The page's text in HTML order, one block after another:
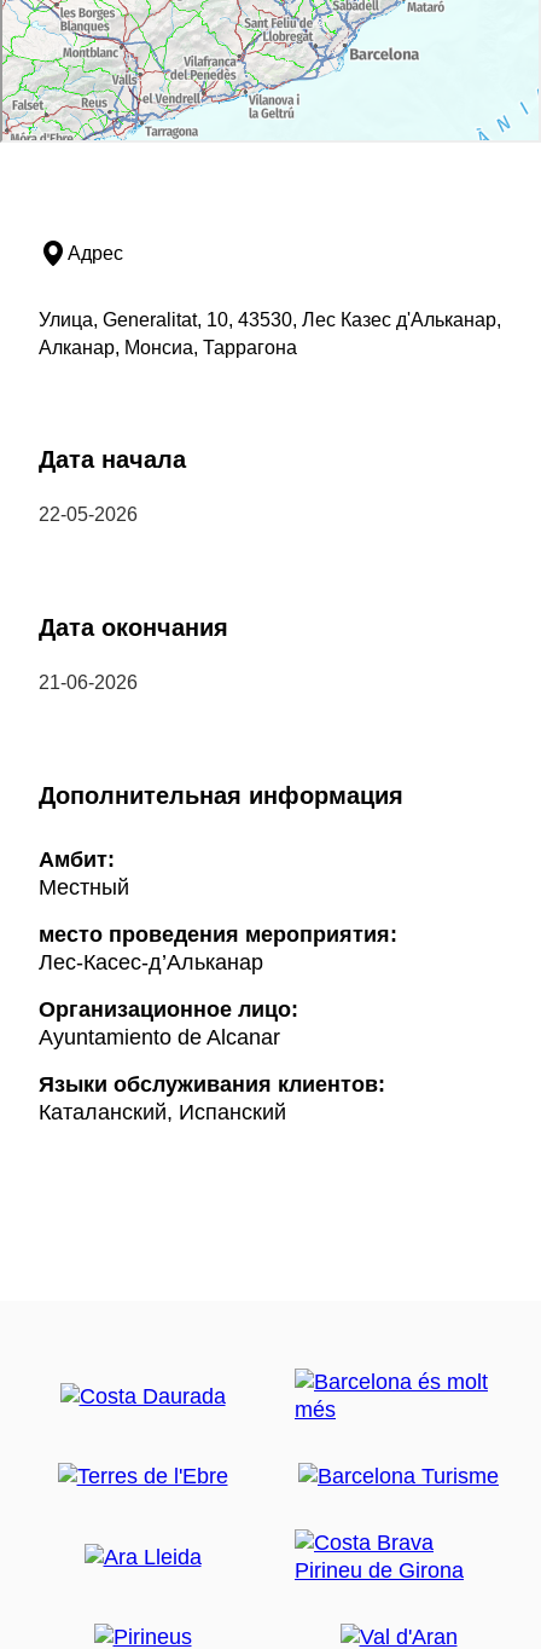
Адрес
Улица, Generalitat, 10, 43530, Лес Казес д'Альканар,
Алканар, Монсиа, Таррагона
Дата начала
22-05-2026
Дата окончания
21-06-2026
Дополнительная информация
Амбит:
Местный
место проведения мероприятия:
Лес-Касес-д’Альканар
Организационное лицо:
Ayuntamiento de Alcanar
Языки обслуживания клиентов:
Каталанский, Испанский